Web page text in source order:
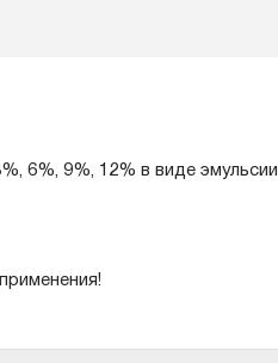
6%, 9%, 12% в виде